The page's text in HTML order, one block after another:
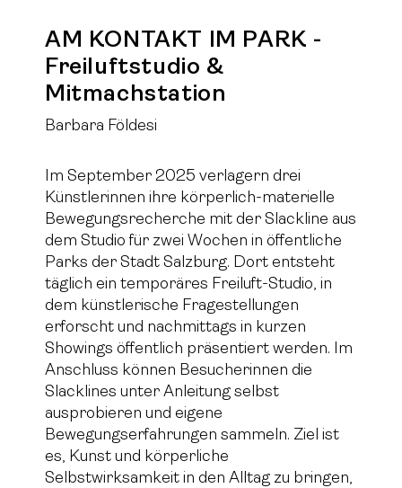
AM KONTAKT IM PARK -
Freiluftstudio &
Mitmachstation
Barbara Földesi
Im September 2025 verlagern drei
Künstlerinnen ihre körperlich-materielle
Bewegungsrecherche mit der Slackline aus
dem Studio für zwei Wochen in öffentliche
Parks der Stadt Salzburg. Dort entsteht
täglich ein temporäres Freiluft-Studio, in
dem künstlerische Fragestellungen
erforscht und nachmittags in kurzen
Showings öffentlich präsentiert werden. Im
Anschluss können Besucherinnen die
Slacklines unter Anleitung selbst
ausprobieren und eigene
Bewegungserfahrungen sammeln. Ziel ist
es, Kunst und körperliche
Selbstwirksamkeit in den Alltag zu bringen,